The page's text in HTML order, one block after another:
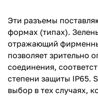
Эти разъемы
формах (типах).
отражающий
позволяет зрительно
соединения,
степени защиты IP65.
выбор в тех случаях,